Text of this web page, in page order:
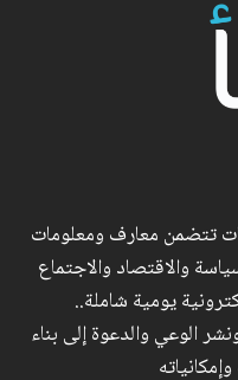
تتضمن معارف ومعلومات
والاقتصاد والاجتماع
يومية شاملة..
الوعي والدعوة إلى بناء